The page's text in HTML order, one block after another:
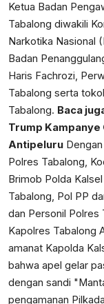
Ketua Badan
Tabalong diwakili
Narkotika Nasional
Badan
Haris Fachrozi,
Tabalong serta
Tabalong. Baca
Trump Kampanye
Antipeluru
Polres Tabalong,
Brimob Polda
Tabalong, Pol PP
dan Personil Polres
Kapolres Tabalong
amanat Kapolda
bahwa apel gelar
dengan sandi
pengamanan